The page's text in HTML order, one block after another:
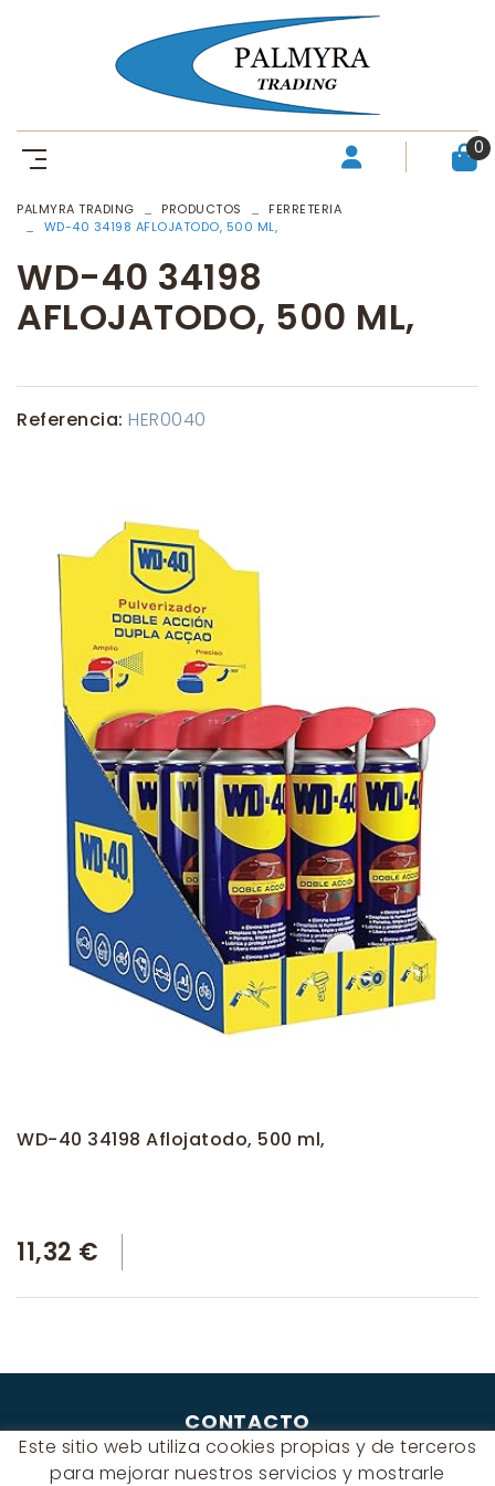
0
PALMYRA TRADING PRODUCTOS
FERRETERIA
WD-40 34198 AFLOJATODO, 500 ML,
WD-40 34198
AFLOJATODO, 500 ML,
Referencia: HER0040
WD-40 34198 Aflojatodo, 500 ml,
11,32 €
CONTACTO
Albert Einstein, 54 - 60 - Nave 3
08940 Cornellà de Llobregat
Este sitio web utiliza cookies propias y de terceros
para mejorar nuestros servicios y mostrarle